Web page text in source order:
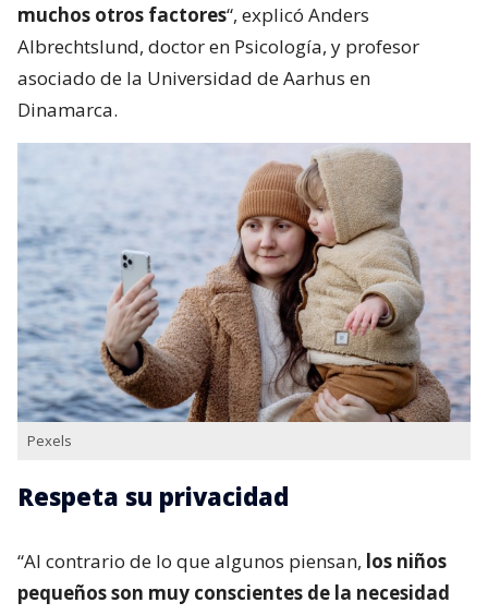
muchos otros factores“, explicó Anders
Albrechtslund, doctor en Psicología, y profesor
asociado de la Universidad de Aarhus en
Dinamarca.
Pexels
Respeta su privacidad
“Al contrario de lo que algunos piensan, los niños
pequeños son muy conscientes de la necesidad